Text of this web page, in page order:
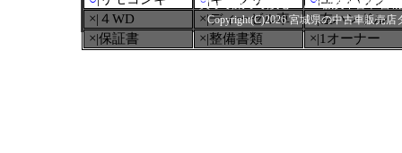
×|４WD
×|ディーゼル車
×|左ハンドル
×|保証書
×|整備書類 ×|1オーナー
買って,乗って,安心ＴＡＸ誠実中古車/宮
Copyright(C)2026 宮城県の中古車販売